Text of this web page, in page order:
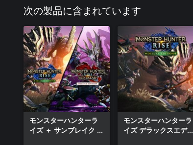
次の製品に含まれています
モンスターハンターラ
イズ ＋ サンブレイク ダ
モンスターハンターラ
イズ デラックスエディ